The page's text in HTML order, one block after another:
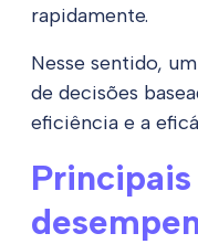
rapidamente.
Nesse sentido,
de decisões
eficiência e a